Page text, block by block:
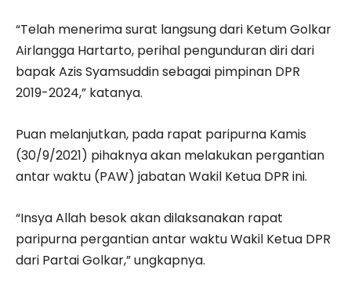
“Telah menerima surat langsung dari Ketum Golkar
Airlangga Hartarto, perihal pengunduran diri dari
bapak Azis Syamsuddin sebagai pimpinan DPR
2019-2024,” katanya.
Puan melanjutkan, pada rapat paripurna Kamis
(30/9/2021) pihaknya akan melakukan pergantian
antar waktu (PAW) jabatan Wakil Ketua DPR ini.
“Insya Allah besok akan dilaksanakan rapat
paripurna pergantian antar waktu Wakil Ketua DPR
dari Partai Golkar,” ungkapnya.